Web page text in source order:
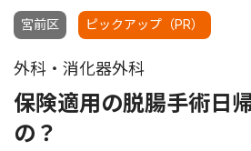
宮前区 ピックアップ（PR）
外科・消化器外科
保険適用の脱腸手術日
の？